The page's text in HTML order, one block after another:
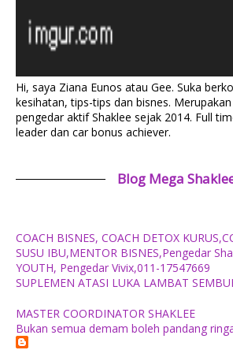
Hi, saya Ziana Eunos atau Gee. Suka
kesihatan, tips-tips dan bisnes.
pengedar aktif Shaklee sejak 2014. Full
leader dan car bonus achiever.
Blog Mega
COACH BISNES, COACH DETOX
SUSU IBU,MENTOR BISNES,Pengedar
YOUTH, Pengedar Vivix,011-17547669
SUPLEMEN ATASI LUKA LAMBAT
MASTER COORDINATOR SHAKLEE
Bukan semua demam boleh pandang